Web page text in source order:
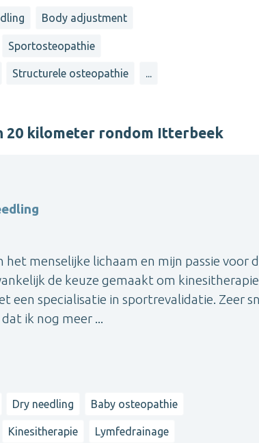
Body adjustment
Sportosteopathie
Structurele osteopathie ...
20 kilometer rondom Itterbeek
het menselijke lichaam en mijn passie voor
de keuze gemaakt om
een specialisatie in sportrevalidatie. Zeer
ik nog meer ...
Dry needling Baby osteopathie
Kinesitherapie Lymfedrainage